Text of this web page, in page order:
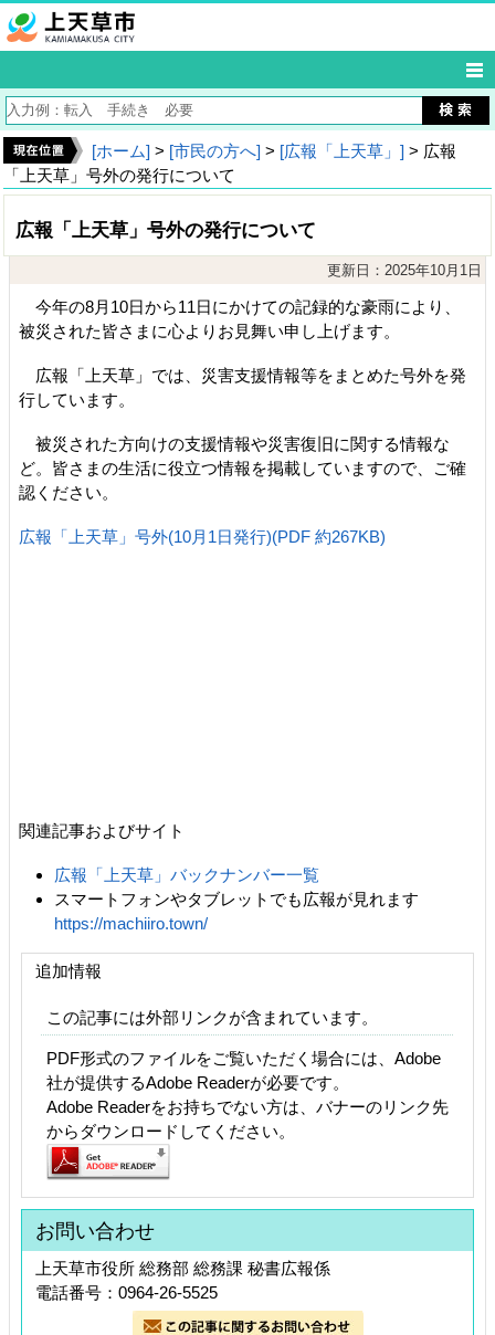
[ホーム] > [市民の方へ] > [広報「上天草」] > 広報
「上天草」号外の発行について
広報「上天草」号外の発行について
更新日：2025年10月1日
今年の8月10日から11日にかけての記録的な豪雨により、
被災された皆さまに心よりお見舞い申し上げます。
広報「上天草」では、災害支援情報等をまとめた号外を発
行しています。
被災された方向けの支援情報や災害復旧に関する情報な
ど。皆さまの生活に役立つ情報を掲載していますので、ご確
認ください。
広報「上天草」号外(10月1日発行)(PDF 約267KB)
関連記事およびサイト
広報「上天草」バックナンバー一覧
スマートフォンやタブレットでも広報が見れます
https://machiiro.town/
追加情報
この記事には外部リンクが含まれています。
PDF形式のファイルをご覧いただく場合には、Adobe
社が提供するAdobe Readerが必要です。
Adobe Readerをお持ちでない方は、バナーのリンク先
からダウンロードしてください。
お問い合わせ
上天草市役所 総務部 総務課 秘書広報係
電話番号：0964-26-5525